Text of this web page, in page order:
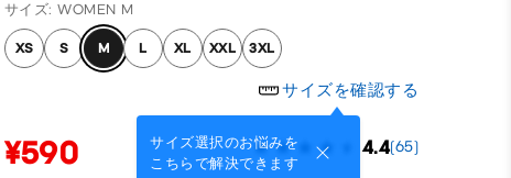
サイズ: WOMEN M
XS S M L XL XXL 3XL
サイズを確認する
サイズ選択のお悩みを
こちらで解決できます
¥590 4.4(65)